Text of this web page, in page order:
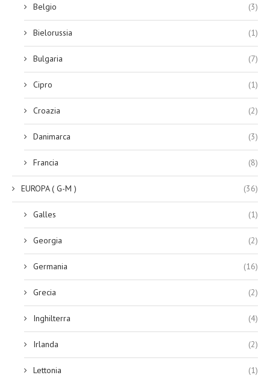
Belgio (3)
Bielorussia (1)
Bulgaria (7)
Cipro (1)
Croazia (2)
Danimarca (3)
Francia (8)
EUROPA ( G-M ) (36)
Galles (1)
Georgia (2)
Germania (16)
Grecia (2)
Inghilterra (4)
Irlanda (2)
Lettonia (1)